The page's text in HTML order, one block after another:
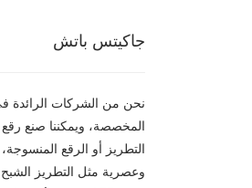
جاكيتس باتش
نحن من الشركات الرائدة
المخصصة، ويمكننا صنع
التطريز أو الرقع